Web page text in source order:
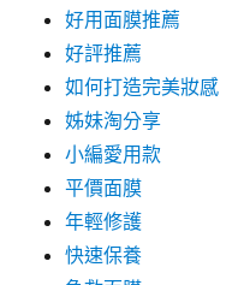
好用面膜推薦
好評推薦
如何打造完美妝感
姊妹淘分享
小編愛用款
平價面膜
年輕修護
快速保養